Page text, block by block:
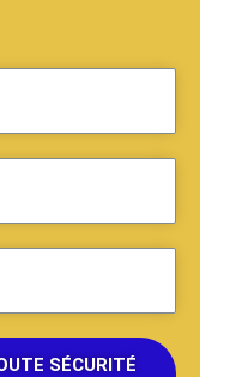
SÉCURITÉ